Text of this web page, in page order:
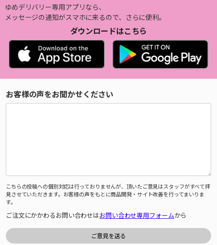
ゆめデリバリー専用アプリなら、
メッセージの通知がスマホに来るので、さらに便利。
ダウンロードはこちら
お客様の声をお聞かせください
こちらの投稿への個別対応は行っておりませんが、頂いたご意見はスタッフがすべて拝
見させていただきます。お客様の声をもとに商品開発・サイト改善を行ってまいりま
す。
ご注文にかかわるお問い合わせはお問い合わせ専用フォームから